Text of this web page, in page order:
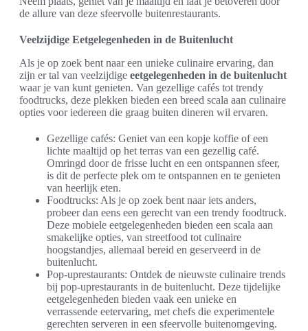
de allure van deze sfeervolle buitenrestaurants.
Veelzijdige Eetgelegenheden in de Buitenlucht
Als je op zoek bent naar een unieke culinaire ervaring, dan
zijn er tal van veelzijdige eetgelegenheden in de buitenlucht
waar je van kunt genieten. Van gezellige cafés tot trendy
foodtrucks, deze plekken bieden een breed scala aan culinaire
opties voor iedereen die graag buiten dineren wil ervaren.
Gezellige cafés: Geniet van een kopje koffie of een
lichte maaltijd op het terras van een gezellig café.
Omringd door de frisse lucht en een ontspannen sfeer,
is dit de perfecte plek om te ontspannen en te genieten
van heerlijk eten.
Foodtrucks: Als je op zoek bent naar iets anders,
probeer dan eens een gerecht van een trendy foodtruck.
Deze mobiele eetgelegenheden bieden een scala aan
smakelijke opties, van streetfood tot culinaire
hoogstandjes, allemaal bereid en geserveerd in de
buitenlucht.
Pop-uprestaurants: Ontdek de nieuwste culinaire trends
bij pop-uprestaurants in de buitenlucht. Deze tijdelijke
eetgelegenheden bieden vaak een unieke en
verrassende eetervaring, met chefs die experimentele
gerechten serveren in een sfeervolle buitenomgeving.